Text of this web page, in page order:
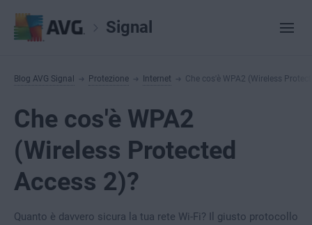
Signal
Blog AVG Signal Protezione Internet Che cos'è WPA2 (Wireless
Che cos'è WPA2
(Wireless Protected
Access 2)?
Quanto è davvero sicura la tua rete Wi-Fi? Il giusto protocollo